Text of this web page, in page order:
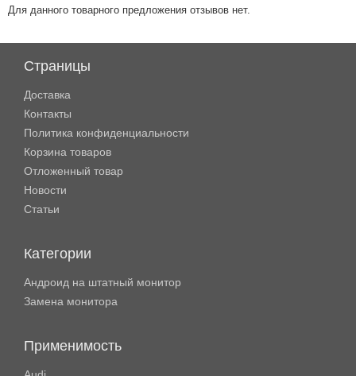
Для данного товарного предложения отзывов нет.
Страницы
Доставка
Контакты
Политика конфиденциальности
Корзина товаров
Отложенный товар
Новости
Статьи
Категории
Андроид на штатный монитор
Замена монитора
Применимость